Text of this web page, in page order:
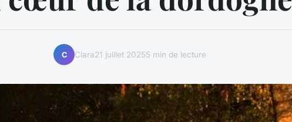
C Clara21 juillet 20255 min de lecture